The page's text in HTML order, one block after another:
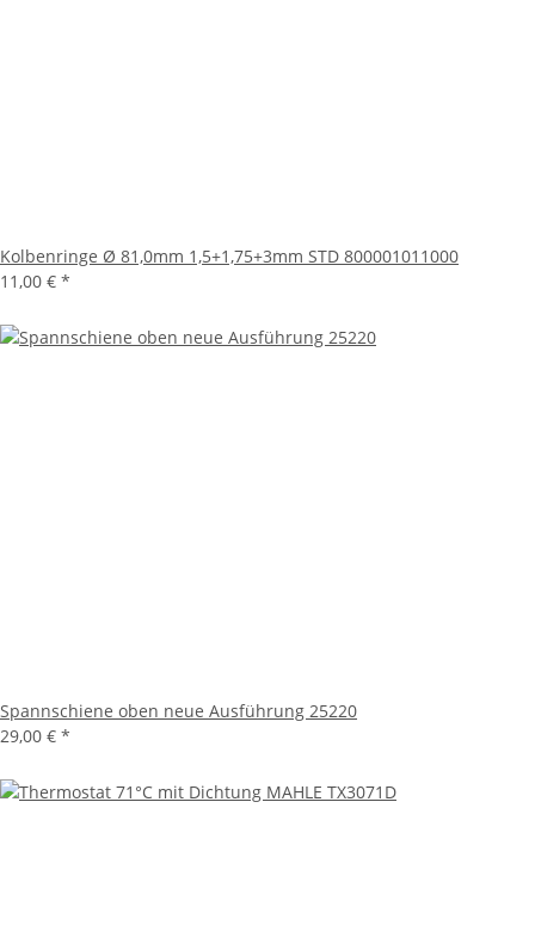
Kolbenringe Ø 81,0mm 1,5+1,75+3mm STD 800001011000
11,00 € *
Spannschiene oben neue Ausführung 25220
29,00 € *